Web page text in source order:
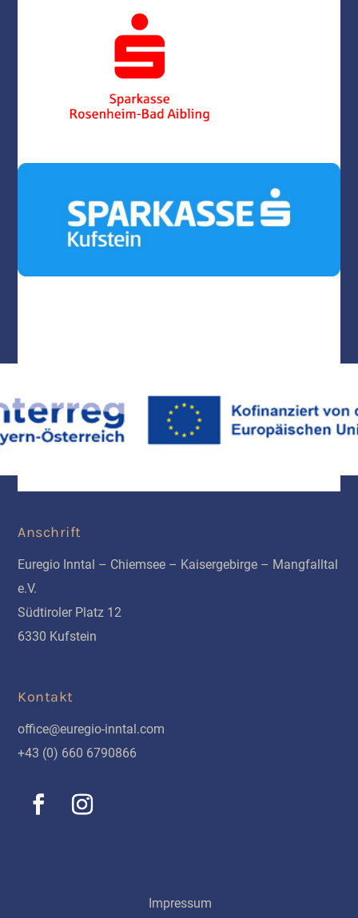
Anschrift
Euregio Inntal – Chiemsee – Kaisergebirge – Mangfalltal
e.V.
Südtiroler Platz 12
6330 Kufstein
Kontakt
office@euregio-inntal.com
+43 (0) 660 6790866
Impressum